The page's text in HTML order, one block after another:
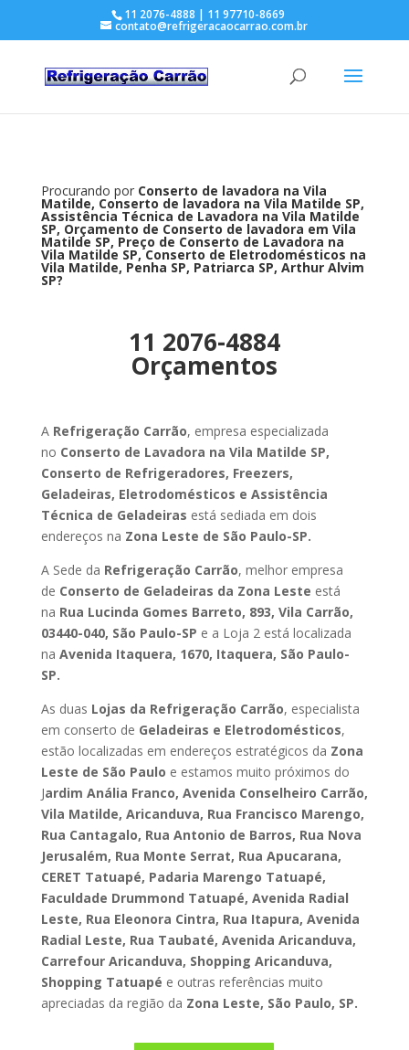
11 2076-4888 | 11 97710-8669
contato@refrigeracaocarrao.com.br
Procurando por Conserto de lavadora na Vila
Matilde, Conserto de lavadora na Vila Matilde SP,
Assistência Técnica de Lavadora na Vila Matilde
SP, Orçamento de Conserto de lavadora em Vila
Matilde SP, Preço de Conserto de Lavadora na
Vila Matilde SP, Conserto de Eletrodomésticos na
Vila Matilde, Penha SP, Patriarca SP, Arthur Alvim
SP?
11 2076-4884
Orçamentos
A Refrigeração Carrão, empresa especializada
no Conserto de Lavadora na Vila Matilde SP,
Conserto de Refrigeradores, Freezers,
Geladeiras, Eletrodomésticos e Assistência
Técnica de Geladeiras está sediada em dois
endereços na Zona Leste de São Paulo-SP.
A Sede da Refrigeração Carrão, melhor empresa
de Conserto de Geladeiras da Zona Leste está
na Rua Lucinda Gomes Barreto, 893, Vila Carrão,
03440-040, São Paulo-SP e a Loja 2 está localizada
na Avenida Itaquera, 1670, Itaquera, São Paulo-
SP.
As duas Lojas da Refrigeração Carrão, especialista
em conserto de Geladeiras e Eletrodomésticos,
estão localizadas em endereços estratégicos da Zona
Leste de São Paulo e estamos muito próximos do
Jardim Anália Franco, Avenida Conselheiro Carrão,
Vila Matilde, Aricanduva, Rua Francisco Marengo,
Rua Cantagalo, Rua Antonio de Barros, Rua Nova
Jerusalém, Rua Monte Serrat, Rua Apucarana,
CERET Tatuapé, Padaria Marengo Tatuapé,
Faculdade Drummond Tatuapé, Avenida Radial
Leste, Rua Eleonora Cintra, Rua Itapura, Avenida
Radial Leste, Rua Taubaté, Avenida Aricanduva,
Carrefour Aricanduva, Shopping Aricanduva,
Shopping Tatuapé e outras referências muito
apreciadas da região da Zona Leste, São Paulo, SP.